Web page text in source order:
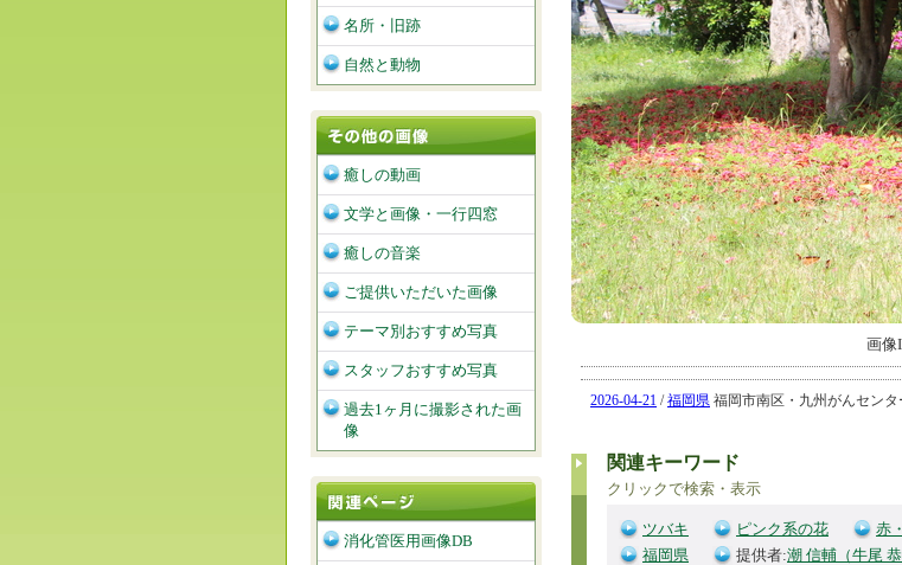
画像
2026-04-21 /福岡県 福岡市南区・九州がんセンタ
関連キーワード
クリックで検索・表示
ツバキ ピンク系の花 赤
福岡県
提供者:潮 信輔（牛尾 恭
名所・旧跡
自然と動物
癒しの動画
文学と画像・一行四窓
癒しの音楽
ご提供いただいた画像
テーマ別おすすめ写真
スタッフおすすめ写真
過去1ヶ月に撮影された画
像
消化管医用画像DB